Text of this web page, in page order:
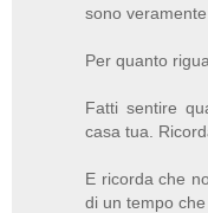
sono veramente
Per quanto
Fatti sentire
casa tua.
E ricorda che
di un tempo